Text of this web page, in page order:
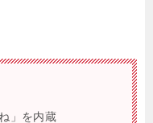
」を内蔵